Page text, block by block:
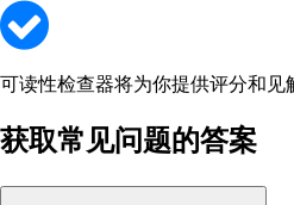
可读性检查器将为你提供评分和见
获取常见问题的答案